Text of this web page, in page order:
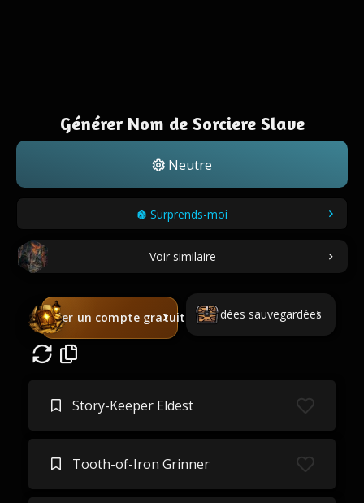
Générer Nom de Sorciere Slave
Neutre
Surprends-moi
Voir similaire
Créer un compte gratuit Idées sauvegardées
Story-Keeper Eldest
Tooth-of-Iron Grinner